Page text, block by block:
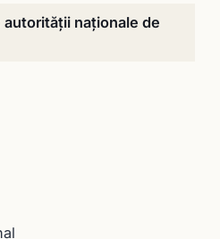
autorităţii naţionale de